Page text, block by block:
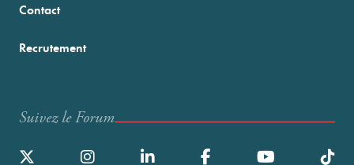
Contact
Recrutement
Suivez le Forum